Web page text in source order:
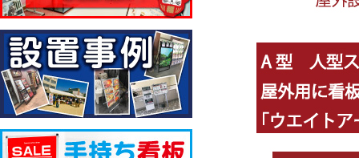
サインのサイズで選ぶ(ポスター、パネル)
A3以下
B3・A2・B2 A1・B1
使用場所で選ぶ
▼屋内
通路
店内・フロア 卓上・カウンター 壁面
エントラ
▼屋外
店舗前
イベント会場 エントランス